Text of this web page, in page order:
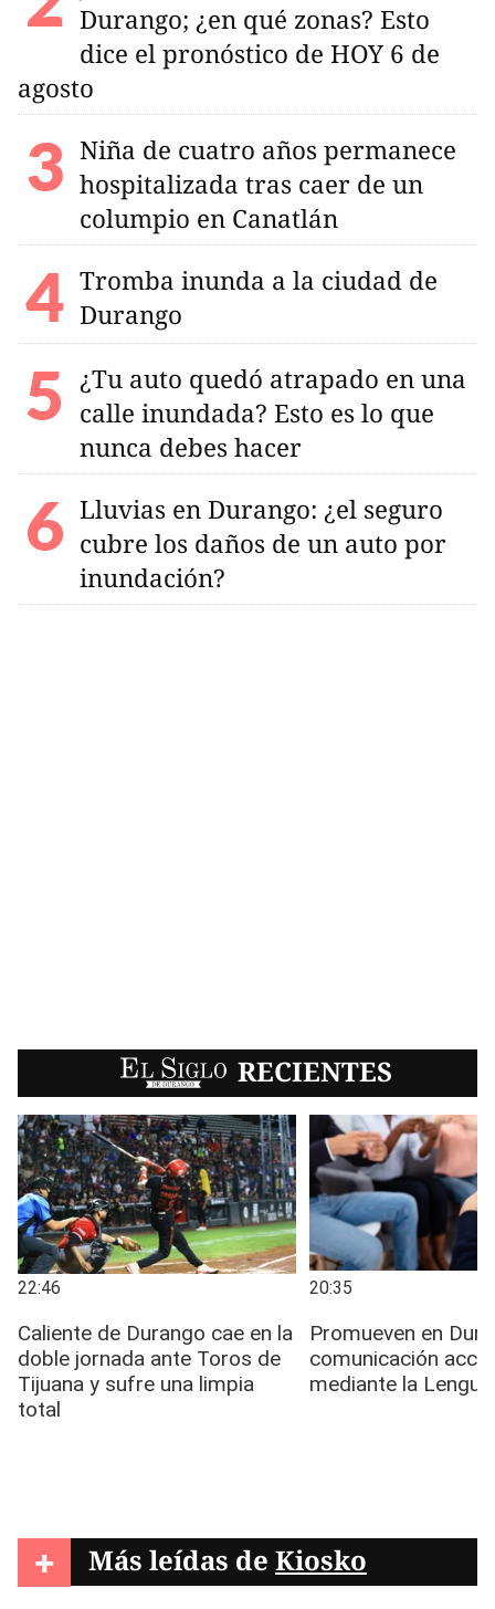
Durango; ¿en qué zonas? Esto
dice el pronóstico de HOY 6 de
agosto
Niña de cuatro años permanece
hospitalizada tras caer de un
columpio en Canatlán
Tromba inunda a la ciudad de
Durango
¿Tu auto quedó atrapado en una
calle inundada? Esto es lo que
nunca debes hacer
Lluvias en Durango: ¿el seguro
cubre los daños de un auto por
inundación?
EL SIGLO RECIENTES
+ Más leídas de Kiosko